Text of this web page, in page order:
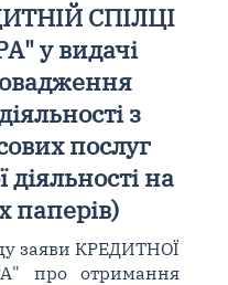
СПІЛЦІ
у видачі
з
послуг
на
паперів)
заяви КРЕДИТНОЇ
про отримання